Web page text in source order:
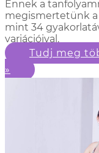
Ennek a
megismertetünk
mint 34
variációival.
Tudj meg
»